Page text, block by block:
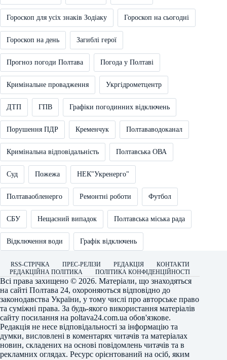
Гороскоп для усіх знаків Зодіаку Гороскоп на сьогодні
Гороскоп на день Загиблі герої
Прогноз погоди Полтава Погода у Полтаві
Кримінальне провадження Укргідрометцентр
ДТП ГПВ Графіки погодинних відключень
Порушення ПДР Кременчук Полтававодоканал
Кримінальна відповідальність Полтавська ОВА
Суд Пожежа НЕК"Укренерго"
Полтаваобленерго Ремонтні роботи Футбол
СБУ Нещасний випадок Полтавська міська рада
Відключення води Графік відключень
RSS-СТРІЧКА ПРЕС-РЕЛІЗИ РЕДАКЦІЯ
КОНТАКТИ
РЕДАКЦІЙНА ПОЛІТИКА
ПОЛІТИКА КОНФІДЕНЦІЙНОСТІ
Всі права захищено © 2026. Матеріали, що знаходяться
на сайті Полтава 24, охороняються відповідно до
законодавства України, у тому числі про авторське право
та суміжні права. За будь-якого використання матеріалів
сайту посилання на poltava24.com.ua обов'язкове.
Редакція не несе відповідальності за інформацію та
думки, висловлені в коментарях читачів та матеріалах
новин, складених на основі повідомлень читачів та в
рекламних оглядах. Ресурс орієнтований на осіб, яким